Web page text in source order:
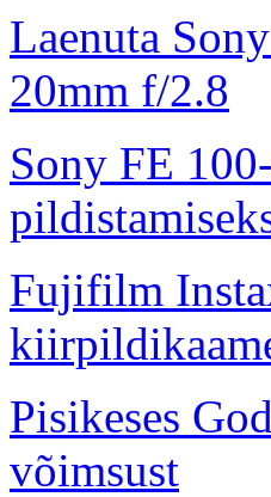
Laenuta
20mm f/2.8
Sony FE
Fujifilm
Pisikeses
võimsust